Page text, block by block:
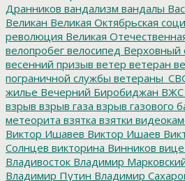
Дранников вандализм вандалы
Великан Великая Октябрьская
революция Великая
велопробег велосипед Верховный
весенний призыв ветер ветеран
пограничной службы
жилье Вечерний Биробиджан ВЖС
взрыв взрыв газа взрыв газового
метеорита взятка взятки
Виктор Ишавев Виктор Ишаев
Солнцев викторина Винников
Владивосток Владимир
Владимир Путин Владимир